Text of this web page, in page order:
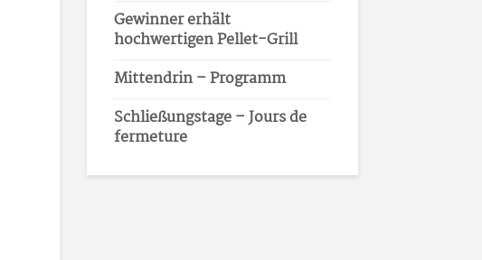
Gewinner erhält
hochwertigen Pellet-Grill
Mittendrin – Programm
Schließungstage – Jours de
fermeture